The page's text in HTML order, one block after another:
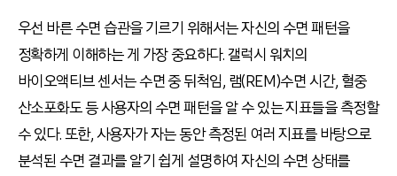
우선 바른 수면 습관을 기르기 위해서는 자신의 수면 패턴을
정확하게 이해하는 게 가장 중요하다.갤럭시 워치의
바이오액티브 센서는 수면 중 뒤척임, 램(REM)수면 시간, 혈중
산소포화도 등 사용자의 수면 패턴을 알 수 있는 지표들을 측정할
수 있다.또한,사용자가 자는 동안 측정된 여러 지표를 바탕으로
분석된 수면 결과를 알기 쉽게 설명하여 자신의 수면 상태를